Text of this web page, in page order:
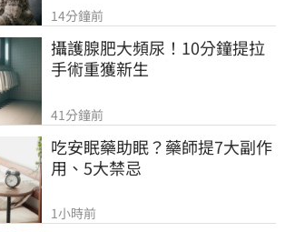
14分鐘前
攝護腺肥大頻尿！10分鐘提拉
手術重獲新生
41分鐘前
吃安眠藥助眠？藥師提7大副作
用、5大禁忌
1小時前